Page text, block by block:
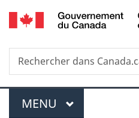
Recherche
Rechercher
dans
Menu
MENU PRINCIPAL